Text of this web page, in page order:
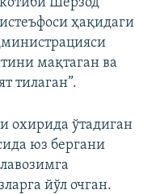
ҳақидаги
мақтаган ва
тилаган”.
охирида ўтадиган
юз бергани
йўл очган.